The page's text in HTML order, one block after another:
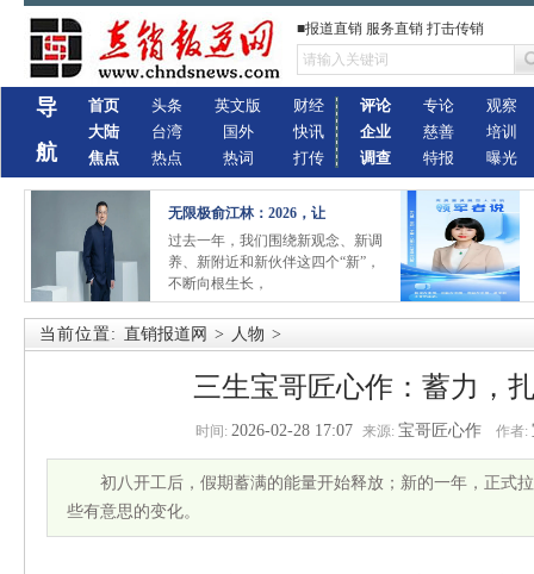
■报道直销 服务直销 打击传销
导
航
首页
大陆
焦点
头条
台湾
热点
英文版
国外
热词
财经
快讯
打传
评论
企业
调查
专论
慈善
特报
观察
培训
曝光
无限极俞江林：2026，让
过去一年，我们围绕新观念、新调
养、新附近和新伙伴这四个“新”，
不断向根生长，
当前位置: 直销报道网 > 人物 >
三生宝哥匠心作：蓄力，
时间: 2026-02-28 17:07 来源: 宝哥匠心作 作者:
初八开工后，假期蓄满的能量开始释放；新的一年，正
些有意思的变化。